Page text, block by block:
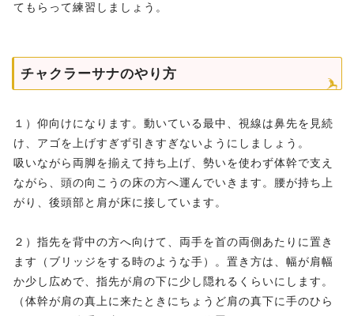
てもらって練習しましょう。
チャクラーサナのやり方
１）仰向けになります。動いている最中、視線は鼻先を見続
け、アゴを上げすぎず引きすぎないようにしましょう。
吸いながら両脚を揃えて持ち上げ、勢いを使わず体幹で支え
ながら、頭の向こうの床の方へ運んでいきます。腰が持ち上
がり、後頭部と肩が床に接しています。
２）指先を背中の方へ向けて、両手を首の両側あたりに置き
ます（ブリッジをする時のような手）。置き方は、幅が肩幅
か少し広めで、指先が肩の下に少し隠れるくらいにします。
（体幹が肩の真上に来たときにちょうど肩の真下に手のひら